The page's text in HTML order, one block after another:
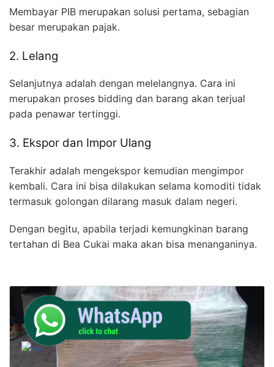
Membayar PIB merupakan solusi pertama, sebagian
besar merupakan pajak.
2. Lelang
Selanjutnya adalah dengan melelangnya. Cara ini
merupakan proses bidding dan barang akan terjual
pada penawar tertinggi.
3. Ekspor dan Impor Ulang
Terakhir adalah mengekspor kemudian mengimpor
kembali. Cara ini bisa dilakukan selama komoditi tidak
termasuk golongan dilarang masuk dalam negeri.
Dengan begitu, apabila terjadi kemungkinan barang
tertahan di Bea Cukai maka akan bisa menanganinya.